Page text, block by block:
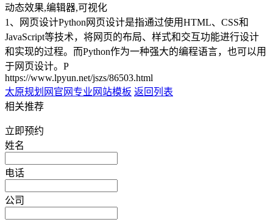
动态效果,编辑器,可视化
1、网页设计Python网页设计是指通过使用HTML、CSS和
JavaScript等技术，将网页的布局、样式和交互功能进行设计
和实现的过程。而Python作为一种强大的编程语言，也可以用
于网页设计。P
https://www.lpyun.net/jszs/86503.html
太原规划网官网专业网站模板 返回列表
相关推荐
立即预约
姓名
电话
公司